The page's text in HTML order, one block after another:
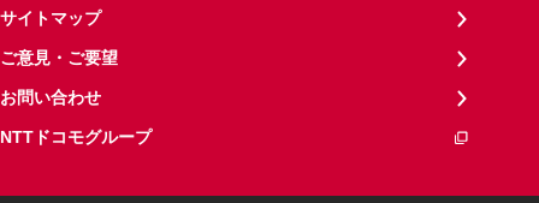
サイトマップ
ご意見・ご要望
お問い合わせ
NTTドコモグループ